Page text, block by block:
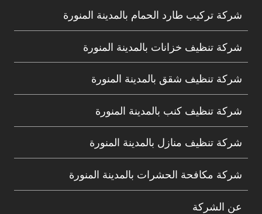
شركة تركيب طارد الحمام بالمدينة المنورة
شركة تنظيف خزانات بالمدينة المنورة
شركة تنظيف شقق بالمدينة المنورة
شركة تنظيف كنب بالمدينة المنورة
شركة تنظيف منازل بالمدينة المنورة
شركة مكافحة الحشرات بالمدينة المنورة
عن الشركة